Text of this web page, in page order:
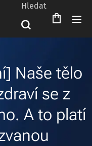
Hledat
Naše tělo
se z
A to platí